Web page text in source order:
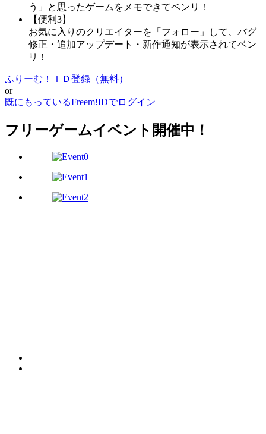
う」と思ったゲームをメモできてベンリ！
【便利3】
お気に入りのクリエイターを「フォロー」して、バグ
修正・追加アップデート・新作通知が表示されてベン
リ！
ふりーむ！ＩＤ登録（無料）
or
既にもっているFreem!IDでログイン
フリーゲームイベント開催中！